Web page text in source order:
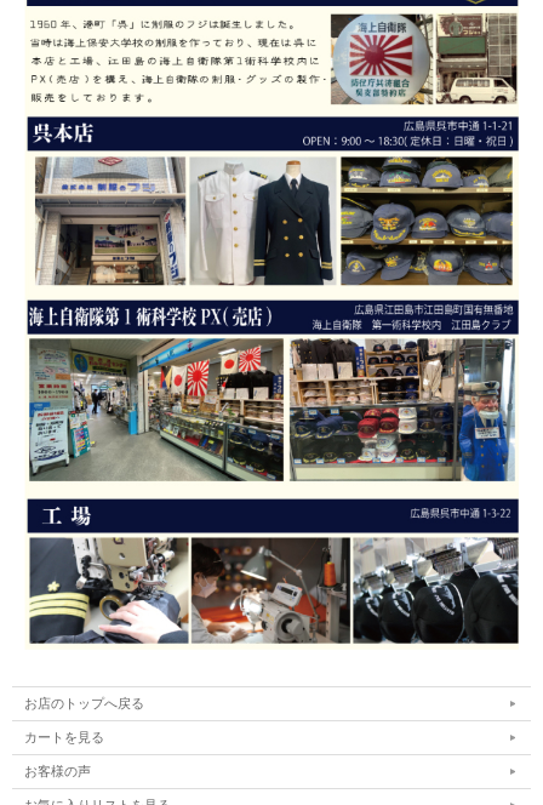
お店のトップへ戻る
カートを見る
お客様の声